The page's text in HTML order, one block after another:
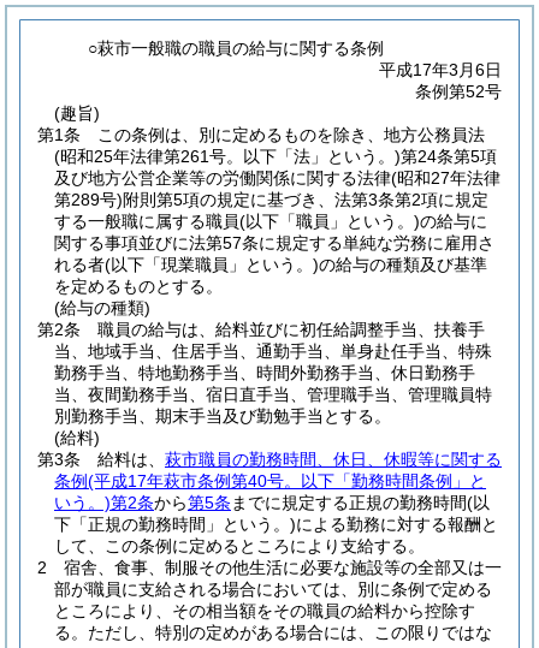
○萩市一般職の職員の給与に関する条例
平成17年3月6日
条例第52号
(趣旨)
第1条
この条例は、別に定めるものを除き、地方公務員法
(昭和25年法律第261号。以下「法」という。)第24条第5項
及び地方公営企業等の労働関係に関する法律(昭和27年法律
第289号)附則第5項の規定に基づき、法第3条第2項に規定
する一般職に属する職員(以下「職員」という。)の給与に
関する事項並びに法第57条に規定する単純な労務に雇用さ
れる者(以下「現業職員」という。)の給与の種類及び基準
を定めるものとする。
(給与の種類)
第2条
職員の給与は、給料並びに初任給調整手当、扶養手
当、地域手当、住居手当、通勤手当、単身赴任手当、特殊
勤務手当、特地勤務手当、時間外勤務手当、休日勤務手
当、夜間勤務手当、宿日直手当、管理職手当、管理職員特
別勤務手当、期末手当及び勤勉手当とする。
(給料)
第3条
給料は、 萩市職員の勤務時間、休日、休暇等に関する
条例(平成17年萩市条例第40号。以下「勤務時間条例」と
いう。)第2条から第5条 までに規定する正規の勤務時間(以
下「正規の勤務時間」という。)による勤務に対する報酬と
して、この条例に定めるところにより支給する。
2
宿舎、食事、制服その他生活に必要な施設等の全部又は一
部が職員に支給される場合においては、別に条例で定める
ところにより、その相当額をその職員の給料から控除す
る。 ただし、特別の定めがある場合には、この限りではな